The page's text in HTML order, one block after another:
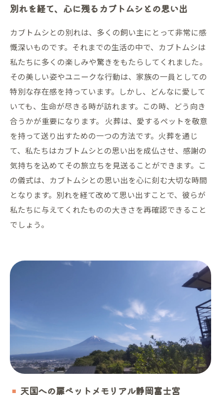
別れを経て、心に残るカブトムシとの思い出
カブトムシとの別れは、多くの飼い主にとって非常に感
慨深いものです。それまでの生活の中で、カブトムシは
私たちに多くの楽しみや驚きをもたらしてくれました。
その美しい姿やユニークな行動は、家族の一員としての
特別な存在感を持っています。しかし、どんなに愛して
いても、生命が尽きる時が訪れます。この時、どう向き
合うかが重要になります。 火葬は、愛するペットを敬意
を持って送り出すための一つの方法です。火葬を通じ
て、私たちはカブトムシとの思い出を成仏させ、感謝の
気持ちを込めてその旅立ちを見送ることができます。こ
の儀式は、カブトムシとの思い出を心に刻む大切な時間
となります。別れを経て改めて思い出すことで、彼らが
私たちに与えてくれたものの大きさを再確認できること
でしょう。
天国への扉ペットメモリアル静岡富士宮